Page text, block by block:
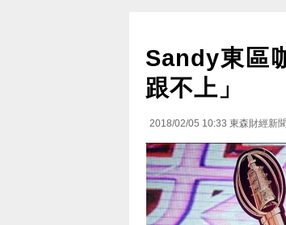
Sandy東區
跟不上」
2018/02/05 10:33 東森財經新聞